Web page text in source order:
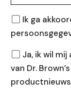
Privacy
Ik ga
Nieuwsbrief
Ja, ik wil
van Dr.